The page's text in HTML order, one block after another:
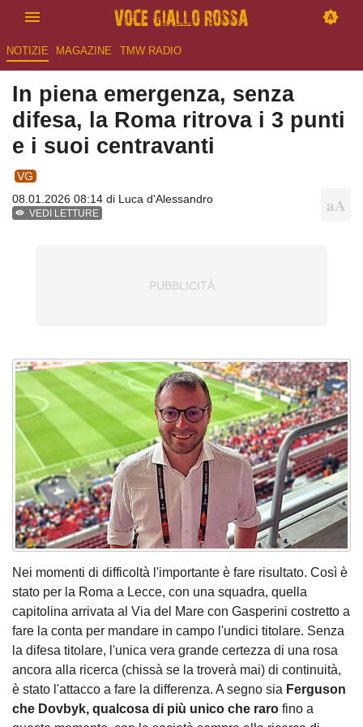
NOTIZIE MAGAZINE TMW RADIO
In piena emergenza, senza
difesa, la Roma ritrova i 3 punti
e i suoi centravanti
VG
08.01.2026 08:14 di Luca d'Alessandro
VEDI LETTURE
Nei momenti di difficoltà l'importante è fare risultato. Così è
stato per la Roma a Lecce, con una squadra, quella
capitolina arrivata al Via del Mare con Gasperini costretto a
fare la conta per mandare in campo l'undici titolare. Senza
la difesa titolare, l'unica vera grande certezza di una rosa
ancora alla ricerca (chissà se la troverà mai) di continuità,
è stato l'attacco a fare la differenza. A segno sia Ferguson
che Dovbyk, qualcosa di più unico che raro fino a